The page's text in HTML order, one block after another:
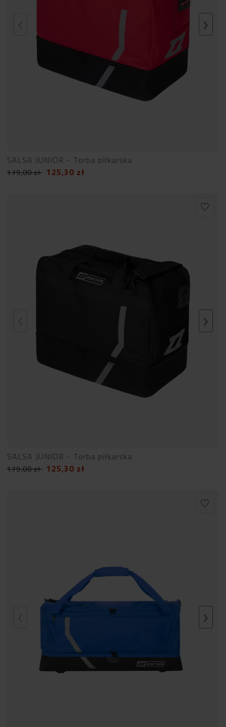
SALSA JUNIOR - Torba piłkarska
179,00zł 125,30 zł
SALSA JUNIOR - Torba piłkarska
179,00zł 125,30 zł